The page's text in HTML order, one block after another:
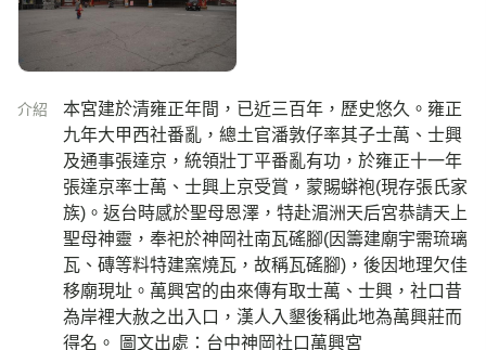
介紹
本宮建於清雍正年間，已近三百年，歷史悠久。雍正
九年大甲西社番亂，總土官潘敦仔率其子士萬、士興
及通事張達京，統領壯丁平番亂有功，於雍正十一年
張達京率士萬、士興上京受賞，蒙賜蟒袍(現存張氏家
族)。返台時感於聖母恩澤，特赴湄洲天后宮恭請天上
聖母神靈，奉祀於神岡社南瓦磘腳(因籌建廟宇需琉璃
瓦、磚等料特建窯燒瓦，故稱瓦磘腳)，後因地理欠佳
移廟現址。萬興宮的由來傳有取士萬、士興，社口昔
為岸裡大赦之出入口，漢人入墾後稱此地為萬興莊而
得名。 圖文出處：台中神岡社口萬興宮